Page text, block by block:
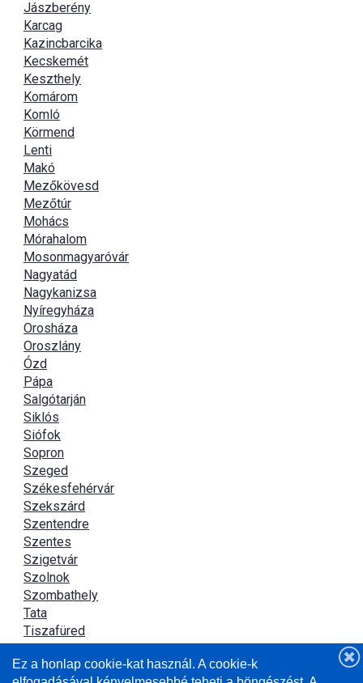
Jászberény
Karcag
Kazincbarcika
Kecskemét
Keszthely
Komárom
Komló
Körmend
Lenti
Makó
Mezőkövesd
Mezőtúr
Mohács
Mórahalom
Mosonmagyaróvár
Nagyatád
Nagykanizsa
Nyíregyháza
Orosháza
Oroszlány
Ózd
Pápa
Salgótarján
Siklós
Siófok
Sopron
Szeged
Székesfehérvár
Szekszárd
Szentendre
Szentes
Szigetvár
Szolnok
Szombathely
Tata
Tiszafüred
Újszász
Ez a honlap cookie-kat használ. A cookie-k